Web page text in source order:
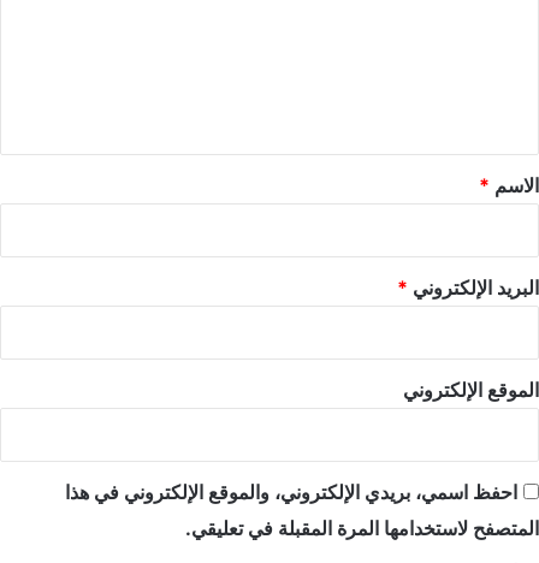
*
الاسم *
البريد الإلكتروني *
الموقع الإلكتروني
احفظ اسمي، بريدي الإلكتروني، والموقع الإلكتروني في هذا
المتصفح لاستخدامها المرة المقبلة في تعليقي.